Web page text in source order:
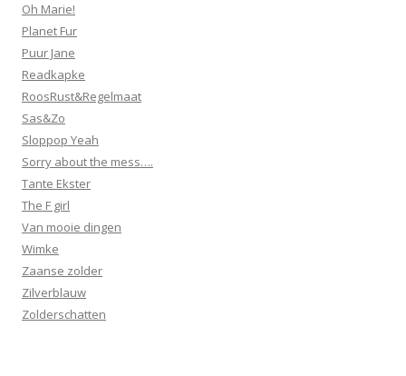
Oh Marie!
Planet Fur
Puur Jane
Readkapke
RoosRust&Regelmaat
Sas&Zo
Sloppop Yeah
Sorry about the mess….
Tante Ekster
The F girl
Van mooie dingen
Wimke
Zaanse zolder
Zilverblauw
Zolderschatten